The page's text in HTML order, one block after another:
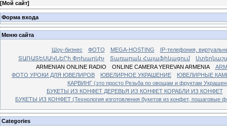
[Мой сайт]
Форма входа
Меню сайта
Шоу-бизнес ФОТО MEGA-HOSTING
IP-телефония,
ՏԱՌԱՏԵՍԱԿՆԵՐի Փոխարկիչ
Տառարան Հայաֆիկացում
ARMENIAN ONLINE RADIO
ONLINE CAMERA YEREVAN ARMENIA
ФОТО УРОКИ ДЛЯ ЮВЕЛИРОВ
ЮВЕЛИРНОЕ УКРАШЕНИЕ
ЮВЕЛИРНЫЕ
КАРВИНГ (это просто Резьба по овощам и фруктам
БУКЕТЫ ИЗ КОНФЕТ ДЕРЕВЬЯ ИЗ КОНФЕТ КОРАБЛИ ИЗ КОНФЕТ
БУКЕТЫ ИЗ КОНФЕТ (Технология изготовления букетов из конфет, пошаговые
Categories